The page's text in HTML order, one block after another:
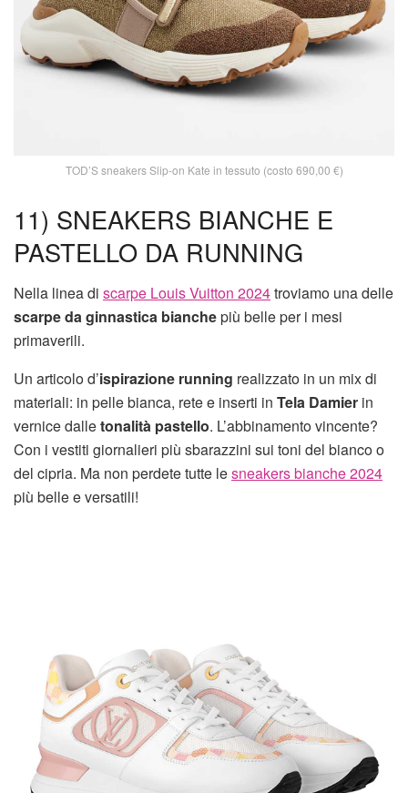
TOD’S sneakers Slip-on Kate in tessuto (costo 690,00 €)
11) SNEAKERS BIANCHE E
PASTELLO DA RUNNING
Nella linea di scarpe Louis Vuitton 2024troviamo una delle
scarpe da ginnastica bianchepiù belle per i mesi
primaverili.
Un articolo d’ispirazione running realizzato in un mix di
materiali: in pelle bianca, rete e inserti in Tela Damier in
vernice dalletonalità pastello. L’abbinamento vincente?
Con i vestiti giornalieri più sbarazzini sui toni del bianco o
del cipria. Ma non perdete tutte lesneakers bianche 2024
più belle e versatili!